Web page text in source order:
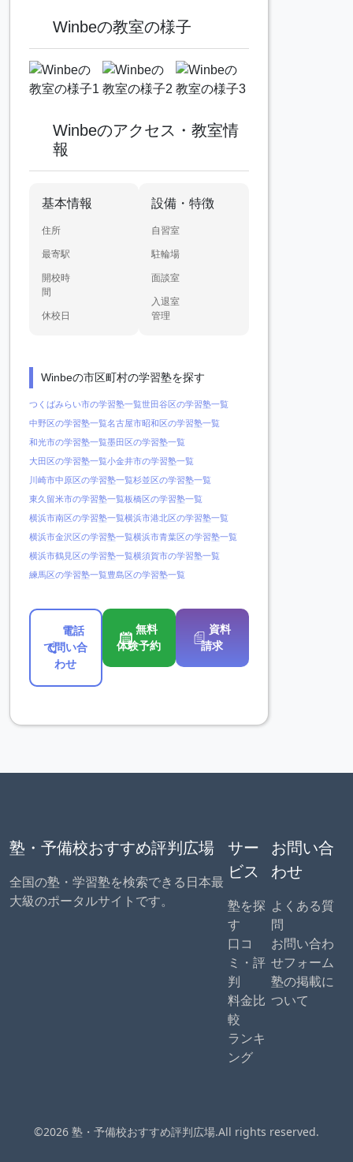
Winbeの教室の様子
Winbeのアクセス・教室情
報
基本情報
住所
最寄駅
開校時
間
休校日
設備・特徴
自習室
駐輪場
面談室
入退室
管理
Winbeの市区町村の学習塾を探す
つくばみらい市の学習塾一覧世田谷区の学習塾一覧
中野区の学習塾一覧名古屋市昭和区の学習塾一覧
和光市の学習塾一覧墨田区の学習塾一覧
大田区の学習塾一覧小金井市の学習塾一覧
川崎市中原区の学習塾一覧杉並区の学習塾一覧
東久留米市の学習塾一覧板橋区の学習塾一覧
横浜市南区の学習塾一覧横浜市港北区の学習塾一覧
横浜市金沢区の学習塾一覧横浜市青葉区の学習塾一覧
横浜市鶴見区の学習塾一覧横須賀市の学習塾一覧
練馬区の学習塾一覧豊島区の学習塾一覧
電話
で問い合
わせ
無料
体験予約
資料
請求
塾・予備校おすすめ評判広場
全国の塾・学習塾を検索できる日本最
大級のポータルサイトです。
サー
ビス
塾を探
す
口コ
ミ・評
判
料金比
較
ランキ
ング
お問い合
わせ
よくある質
問
お問い合わ
せフォーム
塾の掲載に
ついて
©2026 塾・予備校おすすめ評判広場.All rights reserved.